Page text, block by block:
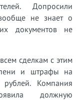
Допросили
не знает о
документов не
сделкам с этим
пени и штрафы на
Компания
должную